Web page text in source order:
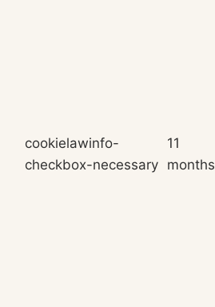
cookielawinfo-
checkbox-necessary
11
months